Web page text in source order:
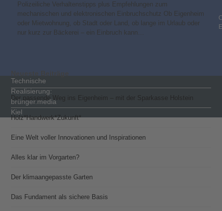
Polizeiliche Verhaltenstipps plus Empfehlungen zum
mechanischen und elektronischen Einbruchschutz Ob Eigenheim
oder Mietwohnung, ob Stadt oder Land, ob lange im Urlaub oder
nur kurz zur Bäckerei – ein Einbruch kann…
Der passende Weg ins Eigenheim – mit der Sparkasse Holstein
Holz*Handwerk*Zukunft*
Eine Welt voller Innovationen und Inspirationen
Alles klar im Vorgarten?
Der klimaangepasste Garten
Das Fundament als sichere Basis
Technische
Realisierung:
brünger.media
Kiel